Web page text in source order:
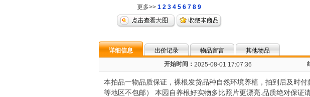
更多>> 1 2 3 4 5 6 7 8 9
详细信息 出价记录 物品留言
其他物品
开始时间： 2025-08-01 17:07:36
本拍品一物品质保证，裸根发货品种自然环境养植，拍到后及时
等地区不包邮） 本园自养根好实物多比照片更漂亮.品质绝对保